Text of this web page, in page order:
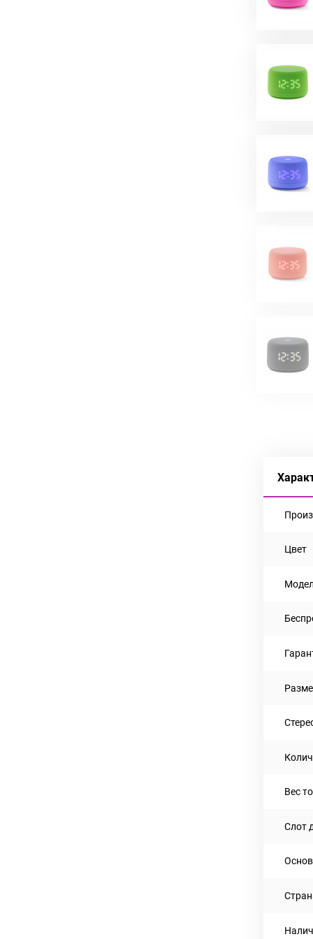
Цвет
Вес
Слот